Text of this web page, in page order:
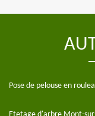
Pose de pelouse en